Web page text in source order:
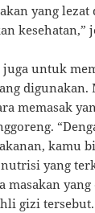
yang
kesehatan,”
untuk
digunakan.
memasak
kamu
yang
masakan
gizi tersebut.